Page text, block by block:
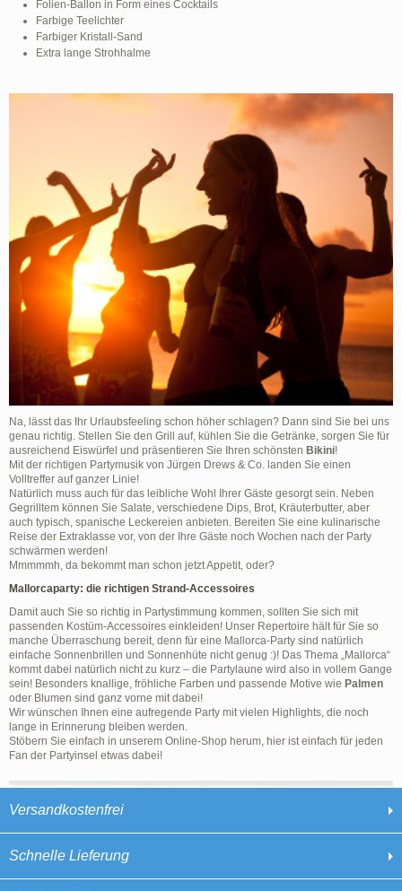
Versandkostenfrei
Schnelle Lieferung
Folien-Ballon in Form eines Cocktails
Farbige Teelichter
Farbiger Kristall-Sand
Extra lange Strohhalme
Na, lässt das Ihr Urlaubsfeeling schon höher schlagen? Dann sind Sie bei uns
genau richtig. Stellen Sie den Grill auf, kühlen Sie die Getränke, sorgen Sie für
ausreichend Eiswürfel und präsentieren Sie Ihren schönsten Bikini!
Mit der richtigen Partymusik von Jürgen Drews & Co. landen Sie einen
Volltreffer auf ganzer Linie!
Natürlich muss auch für das leibliche Wohl Ihrer Gäste gesorgt sein. Neben
Gegrilltem können Sie Salate, verschiedene Dips, Brot, Kräuterbutter, aber
auch typisch, spanische Leckereien anbieten. Bereiten Sie eine kulinarische
Reise der Extraklasse vor, von der Ihre Gäste noch Wochen nach der Party
schwärmen werden!
Mmmmmh, da bekommt man schon jetzt Appetit, oder?
Mallorcaparty: die richtigen Strand-Accessoires
Damit auch Sie so richtig in Partystimmung kommen, sollten Sie sich mit
passenden Kostüm-Accessoires einkleiden! Unser Repertoire hält für Sie so
manche Überraschung bereit, denn für eine Mallorca-Party sind natürlich
einfache Sonnenbrillen und Sonnenhüte nicht genug :)! Das Thema „Mallorca“
kommt dabei natürlich nicht zu kurz – die Partylaune wird also in vollem Gange
sein! Besonders knallige, fröhliche Farben und passende Motive wie Palmen
oder Blumen sind ganz vorne mit dabei!
Wir wünschen Ihnen eine aufregende Party mit vielen Highlights, die noch
lange in Erinnerung bleiben werden.
Stöbern Sie einfach in unserem Online-Shop herum, hier ist einfach für jeden
Fan der Partyinsel etwas dabei!